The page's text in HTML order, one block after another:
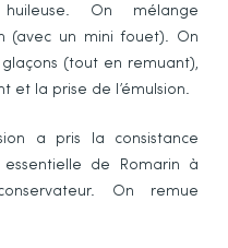
On mélange
(avec un mini fouet). On
(tout en remuant),
et la prise de l’émulsion.
a pris la consistance
essentielle de Romarin à
On remue